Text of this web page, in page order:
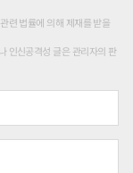
련 법률에 의해 제재를 받을
인신공격성 글은 관리자의 판